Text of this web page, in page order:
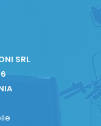
SRL